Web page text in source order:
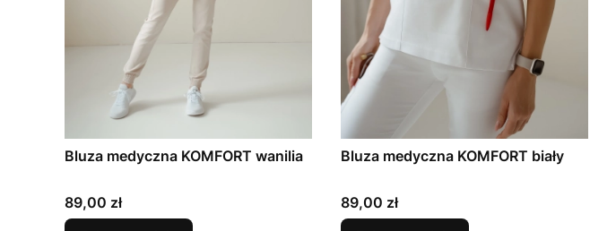
Bluza medyczna KOMFORT wanilia
Cena
89,00 zł
Bluza medyczna KOMFORT biały
Cena
89,00 zł